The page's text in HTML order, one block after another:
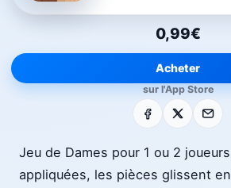
0,99€
Acheter
sur l'App Store
Facebook E-mail
Jeu de Dames pour 1 ou 2
appliquées, les pièces glissent